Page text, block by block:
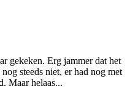
gekeken. Erg jammer dat het
steeds niet, er had nog met
Maar helaas...